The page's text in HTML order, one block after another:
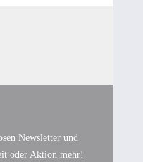
Newsletter und
oder Aktion mehr!